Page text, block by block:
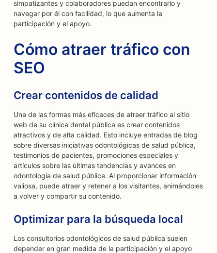
simpatizantes y colaboradores puedan encontrarlo y
navegar por él con facilidad, lo que aumenta la
participación y el apoyo.
Cómo atraer tráfico con
SEO
Crear contenidos de calidad
Una de las formas más eficaces de atraer tráfico al sitio
web de su clínica dental pública es crear contenidos
atractivos y de alta calidad. Esto incluye entradas de blog
sobre diversas iniciativas odontológicas de salud pública,
testimonios de pacientes, promociones especiales y
artículos sobre las últimas tendencias y avances en
odontología de salud pública. Al proporcionar información
valiosa, puede atraer y retener a los visitantes, animándoles
a volver y compartir su contenido.
Optimizar para la búsqueda local
Los consultorios odontológicos de salud pública suelen
depender en gran medida de la participación y el apoyo